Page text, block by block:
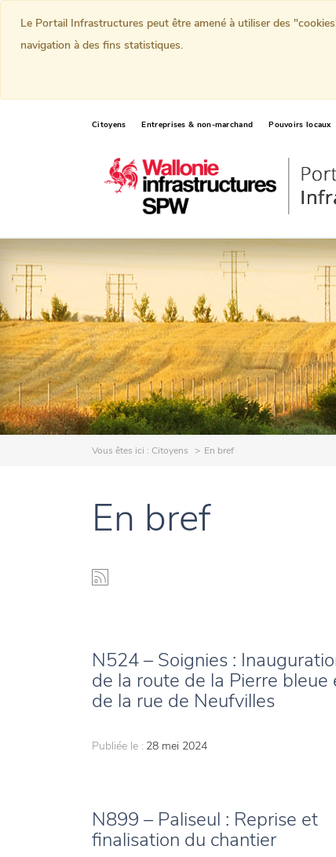
Citoyens Entreprises & non-marchand Pouvoirs locaux
Vous êtes ici : Citoyens En bref
En bref
N524 – Soignies :
de la route de la Pierre bleue
de la rue de Neufvilles
Publiée le : 28 mei 2024
N899 – Paliseul : Reprise et
finalisation du chantier
Le Portail Infrastructures peut être amené à utiliser des
navigation à des fins statistiques.